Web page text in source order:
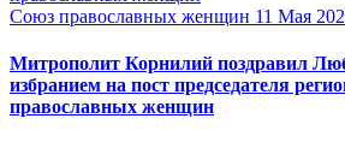
Союз православных женщин 11 Мая
Митрополит Корнилий поздравил
избранием на пост председателя
православных женщин